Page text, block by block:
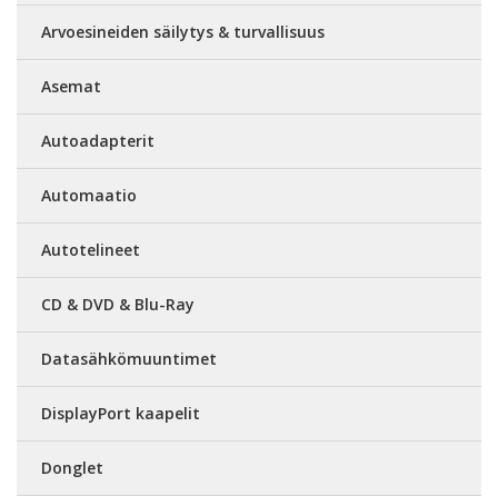
Arvoesineiden säilytys & turvallisuus
Asemat
Autoadapterit
Automaatio
Autotelineet
CD & DVD & Blu-Ray
Datasähkömuuntimet
DisplayPort kaapelit
Donglet